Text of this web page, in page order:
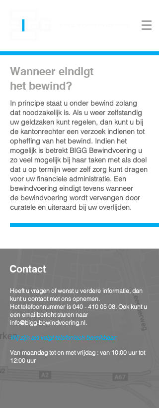
Wanneer eindigt
het bewind?
In principe staat u onder bewind zolang
dat noodzakelijk is. Als u weer zelfstandig
uw geldzaken kunt regelen, dan kunt u bij
de kantonrechter een verzoek indienen tot
opheffing van het bewind. Indien het
mogelijk is betrekt BIGG Bewindvoering u
zo veel mogelijk bij haar taken met als doel
dat u op termijn weer zelf zorg kunt dragen
voor uw financiele administratie. Een
bewindvoering eindigt tevens wanneer
de bewindvoering wordt vervangen door
curatele en uiteraard bij uw overlijden.
Contact
Heeft u vragen of wenst u verdere informatie, dan
kunt u contact met ons opnemen.
Het telefoonnummer is 040 - 410 05 08. Ook kunt u
een emailbericht sturen naar
info@bigg-bewindvoering.nl.
Wij zijn als volgt telefonisch bereikbaar:
Van maandag tot en met vrijdag : van 10:00 uur tot
12:00 uur